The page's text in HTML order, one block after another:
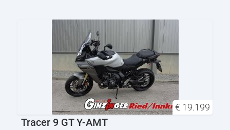
€ 19.199
Tracer 9 GT Y-AMT